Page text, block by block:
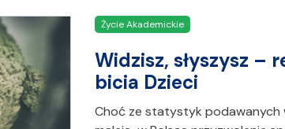
Życie Akademickie
Widzisz, słyszysz –
bicia Dzieci
Choć ze statystyk podawanych